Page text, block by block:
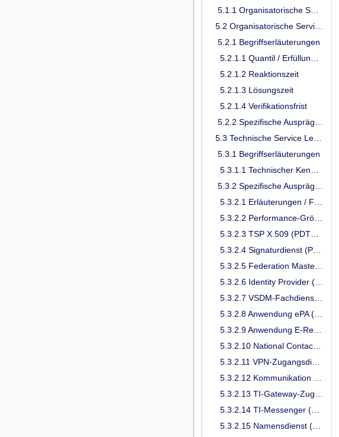
5.2.1 Begriffserläuterungen
5.2.1.2 Reaktionszeit
5.2.1.3 Lösungszeit
5.2.1.4 Verifikationsfrist
5.3.1 Begriffserläuterungen